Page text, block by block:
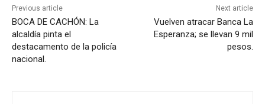
Previous article
BOCA DE CACHÓN: La
alcaldía pinta el
destacamento de la policía
nacional.
Next article
Vuelven atracar Banca La
Esperanza; se llevan 9 mil
pesos.